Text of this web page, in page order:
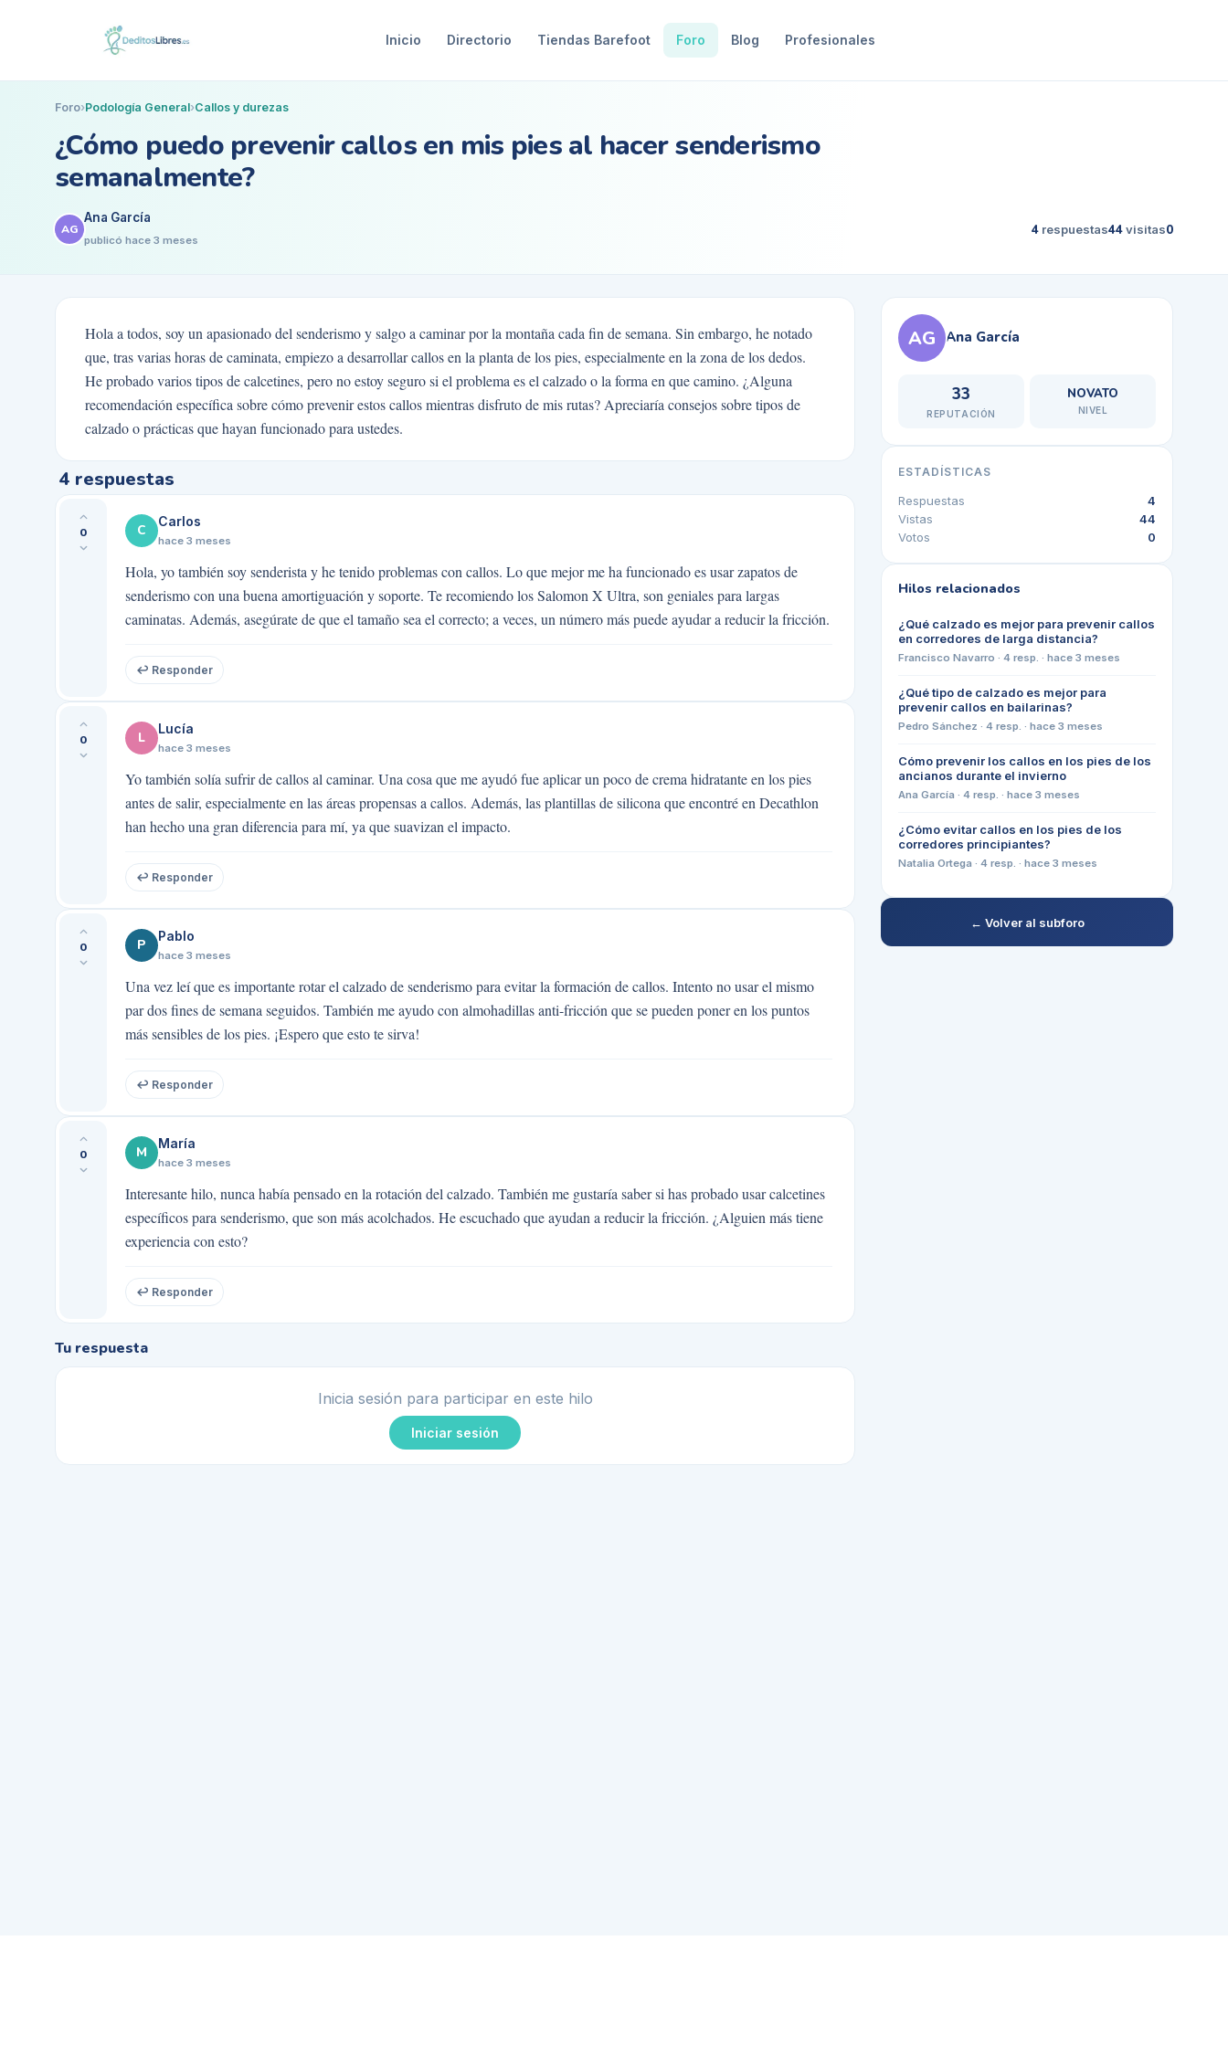
Inicio Directorio Tiendas Barefoot Foro Blog Profesionales
Foro›Podología General›Callos y durezas
¿Cómo puedo prevenir callos en mis pies al hacer senderismo
semanalmente?
AG
Ana García
publicó hace 3 meses
4 respuestas44visitas0
Hola a todos, soy un apasionado del senderismo y salgo a caminar por la montaña cada fin de semana. Sin embargo, he notado
que, tras varias horas de caminata, empiezo a desarrollar callos en la planta de los pies, especialmente en la zona de los dedos.
He probado varios tipos de calcetines, pero no estoy seguro si el problema es el calzado o la forma en que camino. ¿Alguna
recomendación específica sobre cómo prevenir estos callos mientras disfruto de mis rutas? Apreciaría consejos sobre tipos de
calzado o prácticas que hayan funcionado para ustedes.
4 respuestas
0 C
Carlos
hace 3 meses
Hola, yo también soy senderista y he tenido problemas con callos. Lo que mejor me ha funcionado es usar zapatos de
senderismo con una buena amortiguación y soporte. Te recomiendo los Salomon X Ultra, son geniales para largas
caminatas. Además, asegúrate de que el tamaño sea el correcto; a veces, un número más puede ayudar a reducir la fricción.
↩ Responder
0 L
Lucía
hace 3 meses
Yo también solía sufrir de callos al caminar. Una cosa que me ayudó fue aplicar un poco de crema hidratante en los pies
antes de salir, especialmente en las áreas propensas a callos. Además, las plantillas de silicona que encontré en Decathlon
han hecho una gran diferencia para mí, ya que suavizan el impacto.
↩ Responder
0 P
Pablo
hace 3 meses
Una vez leí que es importante rotar el calzado de senderismo para evitar la formación de callos. Intento no usar el mismo
par dos fines de semana seguidos. También me ayudo con almohadillas anti-fricción que se pueden poner en los puntos
más sensibles de los pies. ¡Espero que esto te sirva!
↩ Responder
0 M
María
hace 3 meses
Interesante hilo, nunca había pensado en la rotación del calzado. También me gustaría saber si has probado usar calcetines
específicos para senderismo, que son más acolchados. He escuchado que ayudan a reducir la fricción. ¿Alguien más tiene
experiencia con esto?
↩ Responder
Tu respuesta
Inicia sesión para participar en este hilo
Iniciar sesión
AG Ana García
33
REPUTACIÓN
NOVATO
NIVEL
ESTADÍSTICAS
Respuestas
4
Vistas
44
Votos
0
Hilos relacionados
¿Qué calzado es mejor para prevenir callos
en corredores de larga distancia?
Francisco Navarro · 4 resp. · hace 3 meses
¿Qué tipo de calzado es mejor para
prevenir callos en bailarinas?
Pedro Sánchez · 4 resp. · hace 3 meses
Cómo prevenir los callos en los pies de los
ancianos durante el invierno
Ana García · 4 resp. · hace 3 meses
¿Cómo evitar callos en los pies de los
corredores principiantes?
Natalia Ortega · 4 resp. · hace 3 meses
← Volver al subforo